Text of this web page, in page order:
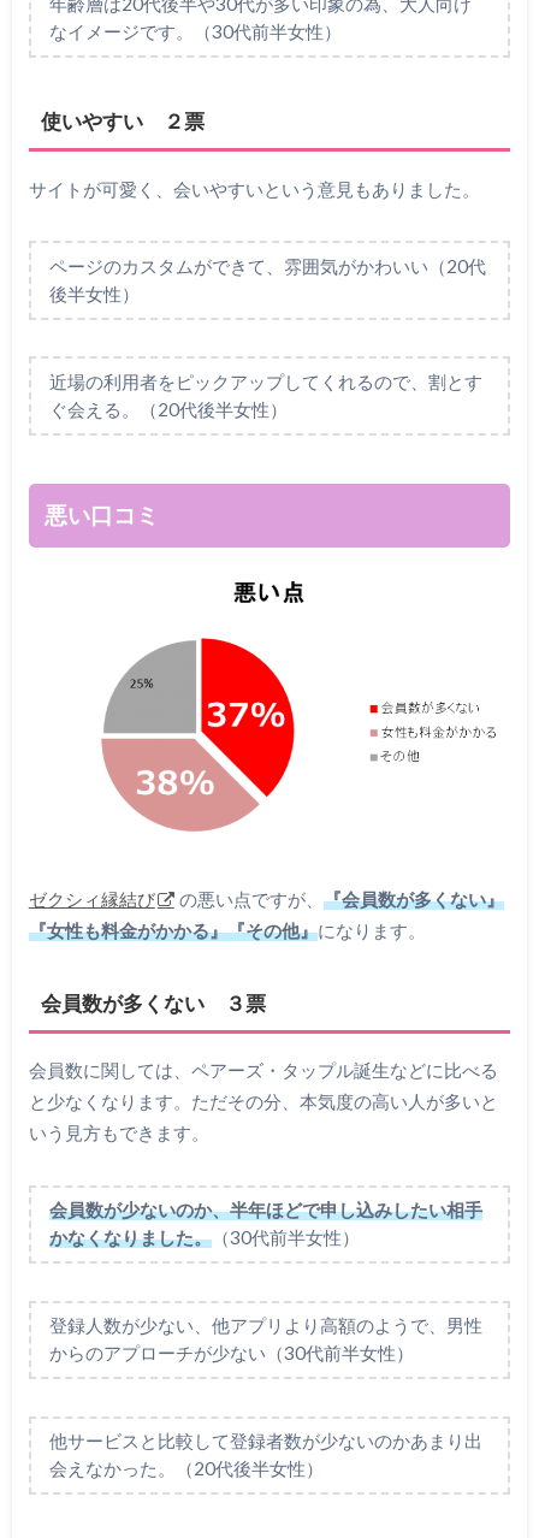
なイメージです。（30代前半女性）
使いやすい ２票
サイトが可愛く、会いやすいという意見もありました。
ページのカスタムができて、雰囲気がかわいい（20代
後半女性）
近場の利用者をピックアップしてくれるので、割とす
ぐ会える。（20代後半女性）
悪い口コミ
ゼクシィ縁結び の悪い点ですが、 『会員数が多くない』
『女性も料金がかかる』『その他』になります。
会員数が多くない ３票
会員数に関しては、ペアーズ・タップル誕生などに比べる
と少なくなります。ただその分、本気度の高い人が多いと
いう見方もできます。
会員数が少ないのか、半年ほどで申し込みしたい相手
かなくなりました。 （30代前半女性）
登録人数が少ない、他アプリより高額のようで、男性
からのアプローチが少ない（30代前半女性）
他サービスと比較して登録者数が少ないのかあまり出
会えなかった。（20代後半女性）